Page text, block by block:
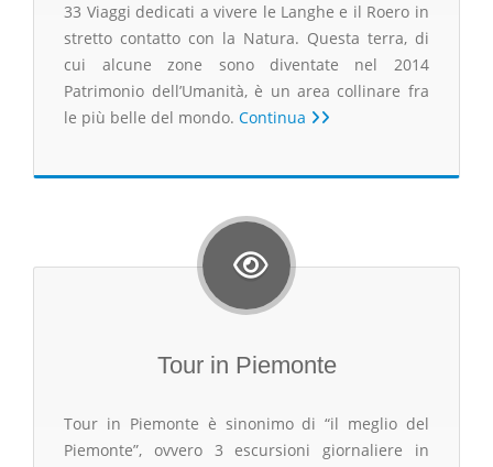
33 Viaggi dedicati a vivere le Langhe e il Roero in
stretto contatto con la Natura. Questa terra, di
cui alcune zone sono diventate nel 2014
Patrimonio dell’Umanità, è un area collinare fra
le più belle del mondo.Continua
Tour in Piemonte
Tour in Piemonte è sinonimo di “il meglio del
Piemonte”, ovvero 3 escursioni giornaliere in